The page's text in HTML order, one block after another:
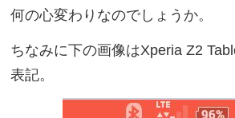
何の心変わりなのでしょうか。
ちなみに下の画像はXperia Z2
表記。